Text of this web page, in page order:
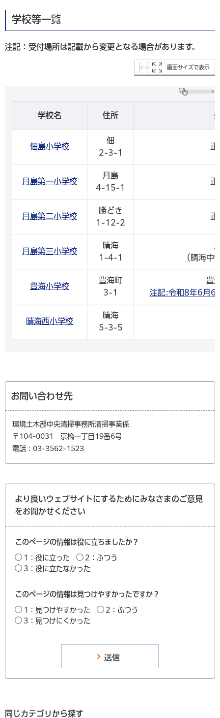
学校等一覧
注記：受付場所は記載から変更となる場合があります。
画面サイズで表示
学校名 住所
佃島小学校
佃
2-3-1
正
月島第一小学校
月島
4-15-1
正
月島第二小学校
勝どき
1-12-2
正
月島第三小学校
晴海
1-4-1
（晴海中
豊海小学校
豊海町
3-1
豊
注記:令和8年6月6
晴海西小学校
晴海
5-3-5
お問い合わせ先
環境土木部中央清掃事務所清掃事業係
〒104-0031 京橋一丁目19番6号
電話：03-3562-1523
より良いウェブサイトにするためにみなさまのご意見
をお聞かせください
このページの情報は役に立ちましたか？
1：役に立った
2：ふつう
3：役に立たなかった
このページの情報は見つけやすかったですか？
1：見つけやすかった
2：ふつう
3：見つけにくかった
同じカテゴリから探す